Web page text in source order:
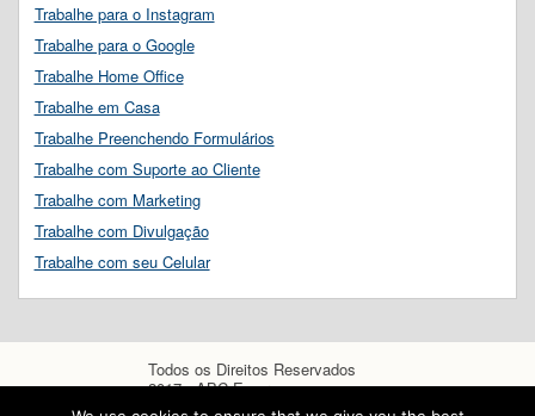
Trabalhe para o Instagram
Trabalhe para o Google
Trabalhe Home Office
Trabalhe em Casa
Trabalhe Preenchendo Formulários
Trabalhe com Suporte ao Cliente
Trabalhe com Marketing
Trabalhe com Divulgação
Trabalhe com seu Celular
Todos os Direitos Reservados
2017 - ABC Empregos